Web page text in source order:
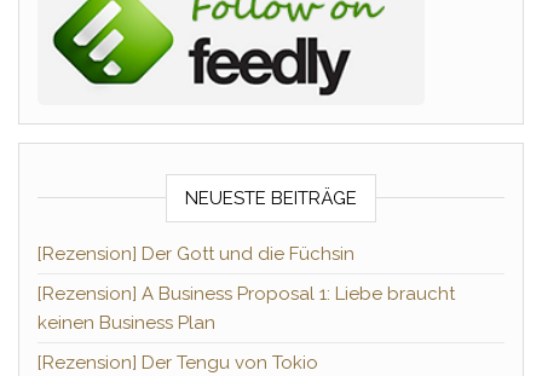
NEUESTE BEITRÄGE
[Rezension] Der Gott und die Füchsin
[Rezension] A Business Proposal 1: Liebe braucht
keinen Business Plan
[Rezension] Der Tengu von Tokio